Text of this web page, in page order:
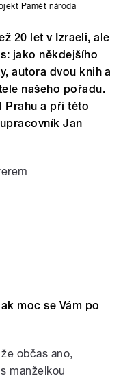
Paměť národa
20 let v Izraeli, ale
jako někdejšího
autora dvou knih a
našeho pořadu.
Prahu a při této
Jan
moc se Vám po
občas ano,
manželkou